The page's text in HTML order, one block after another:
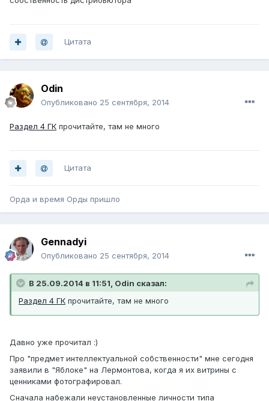
Цитата
Odin
Опубликовано 25 сентября, 2014
Раздел 4 ГК прочитайте, там не много
Цитата
Орда и время Орды пришло
Gennadyi
Опубликовано 25 сентября, 2014
В 25.09.2014 в 11:51, Odin сказал:
Раздел 4 ГК прочитайте, там не много
Давно уже прочитал :)
Про "предмет интеллектуальной собственности" мне сегодня
заявили в "Яблоке" на Лермонтова, когда я их витрины с
ценниками фотографировал.
Сначала набежали неустановленные личности типа